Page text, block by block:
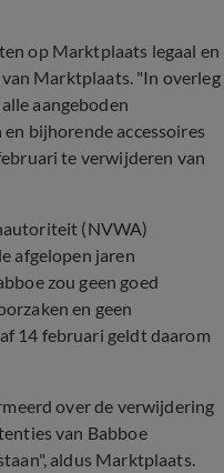
op Marktplaats legaal en
Marktplaats. "In overleg
aangeboden
bijhorende accessoires
te verwijderen van
(NVWA)
afgelopen jaren
zou geen goed
en geen
14 februari geldt daarom
over de verwijdering
van Babboe
aldus Marktplaats.